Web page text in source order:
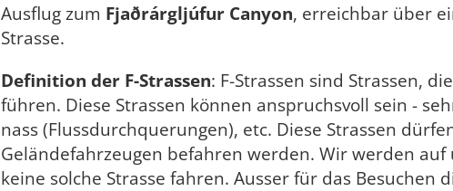
Ausflug zum Fjaðrárgljúfur Canyon, erreichbar über
Strasse.
Definition der F-Strassen: F-Strassen sind Strassen,
führen. Diese Strassen können anspruchsvoll sein -
nass (Flussdurchquerungen), etc. Diese Strassen
Geländefahrzeugen befahren werden. Wir werden auf
keine solche Strasse fahren. Ausser für das Besuchen